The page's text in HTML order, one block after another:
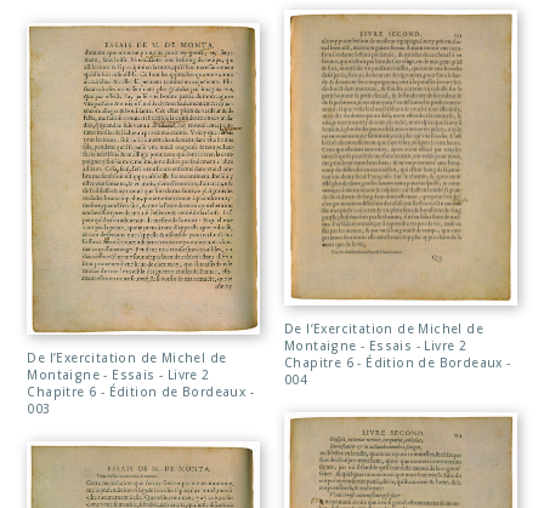
De l’Exercitation de Michel de
Montaigne - Essais - Livre 2
Chapitre 6 - Édition de Bordeaux -
003
De l’Exercitation de Michel de
Montaigne - Essais - Livre 2
Chapitre 6 - Édition de Bordeaux -
004